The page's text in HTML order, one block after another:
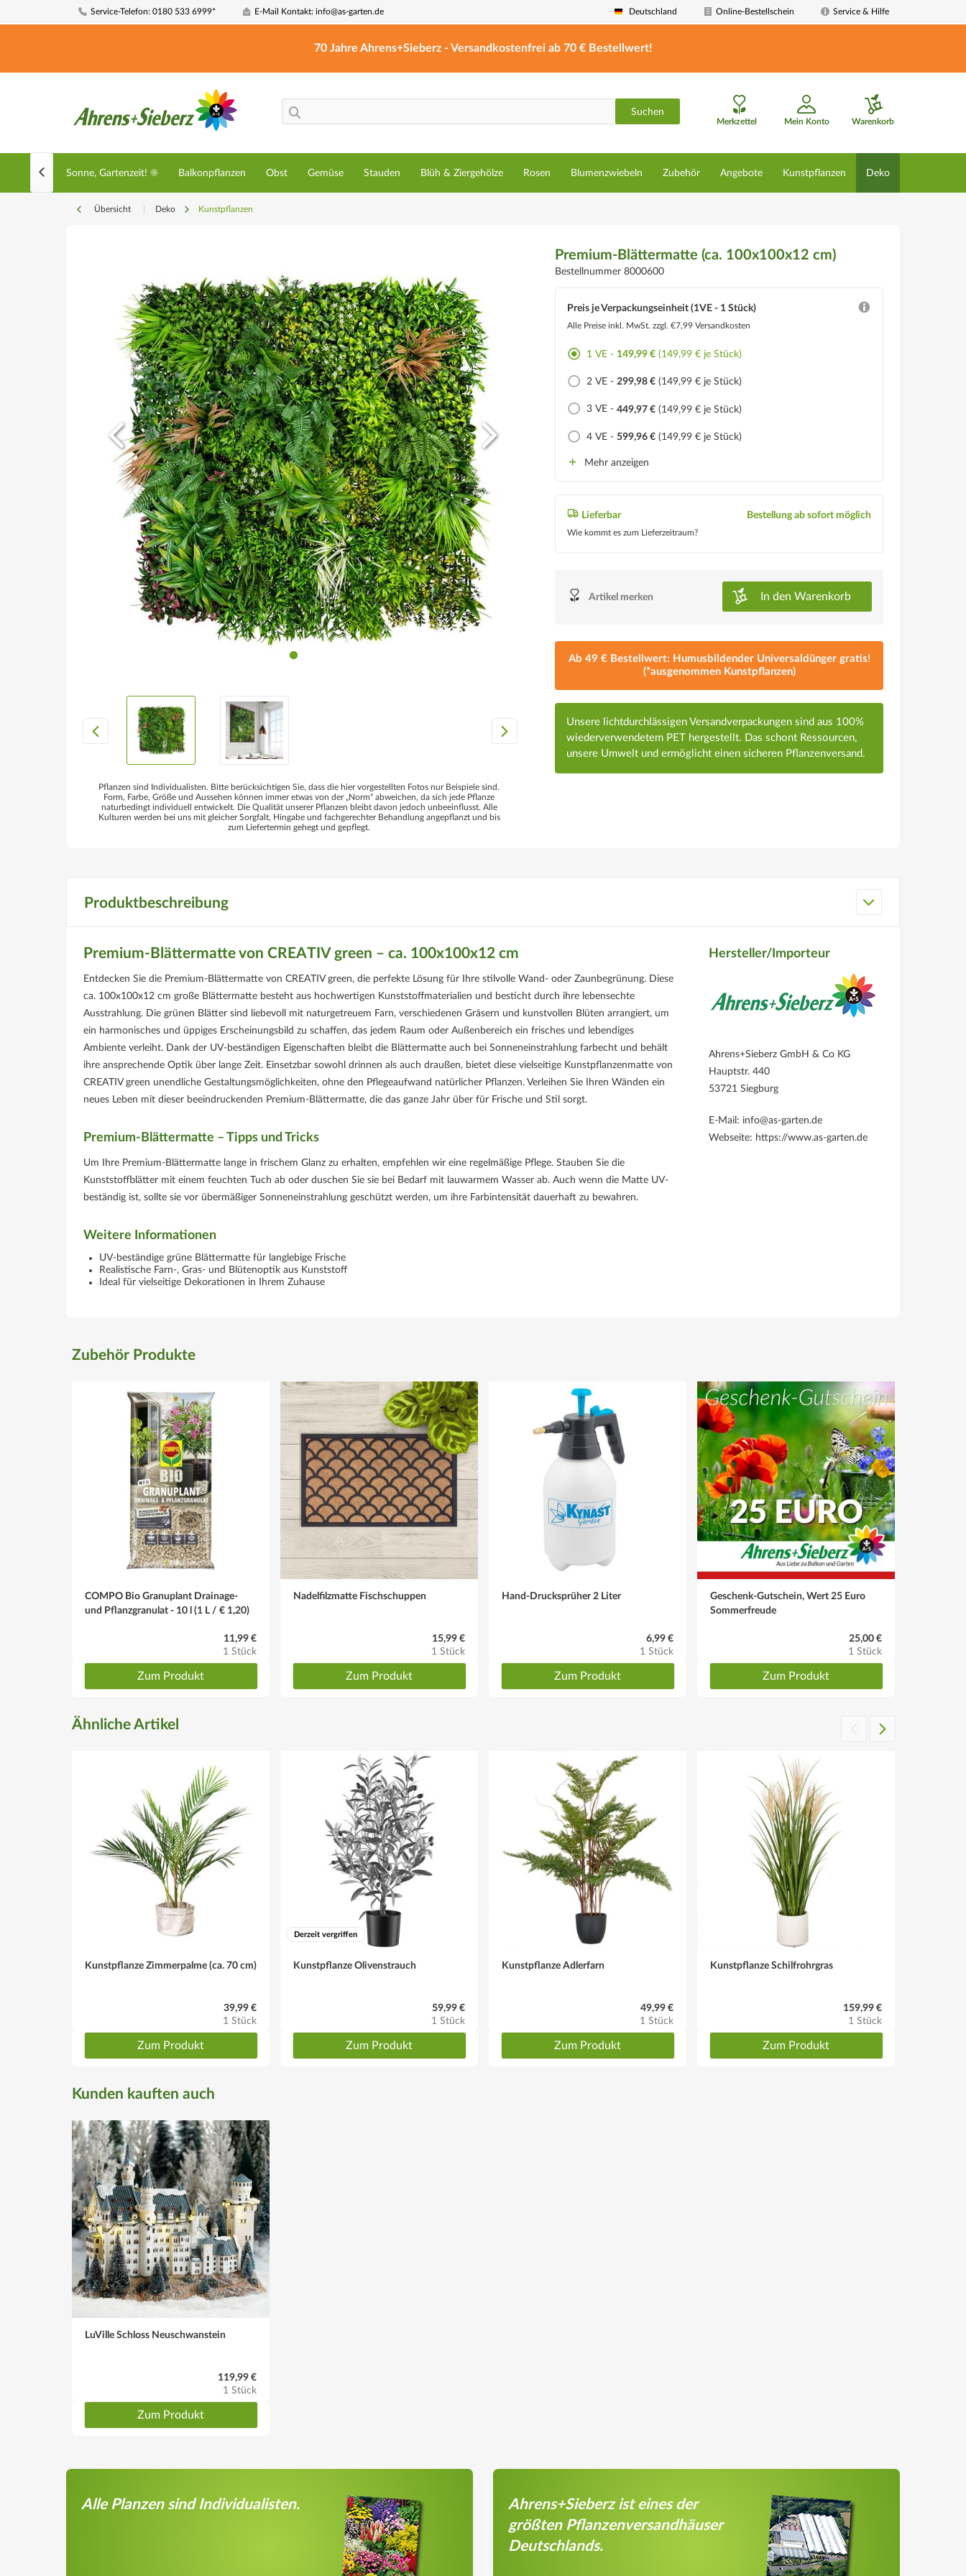
Service-Telefon: 0180 533 6999* E-Mail Kontakt: info@as-garten.de Deutschland Online-Bestellschein Service & Hilfe
70 Jahre Ahrens+Sieberz - Versandkostenfrei ab 70 € Bestellwert!
Suchen
Merkzettel Mein Konto Warenkorb
☀️ Sommer, Sonne, Gartenzeit! ☀️ Balkonpflanzen Obst Gemüse Stauden Blüh & Ziergehölze Rosen Blumenzwiebeln Zubehör Angebote Kunstpflanzen Deko

Übersicht Deko Kunstpflanzen
Pflanzen sind Individualisten. Bitte berücksichtigen Sie, dass die hier vorgestellten Fotos nur Beispiele sind.
Form, Farbe, Größe und Aussehen können immer etwas von der „Norm“ abweichen, da sich jede Pflanze
naturbedingt individuell entwickelt. Die Qualität unserer Pflanzen bleibt davon jedoch unbeeinflusst. Alle
Kulturen werden bei uns mit gleicher Sorgfalt, Hingabe und fachgerechter Behandlung angepflanzt und bis
zum Liefertermin gehegt und gepflegt.
Premium-Blättermatte (ca. 100x100x12 cm)
Bestellnummer 8000600
Preis je Verpackungseinheit (1VE - 1 Stück)
Alle Preise inkl. MwSt.zzgl. €7,99 Versandkosten
1 VE - 149,99 € (149,99 € je Stück)
2 VE -299,98 € (149,99 € je Stück)
3 VE -449,97 € (149,99 € je Stück)
4 VE -599,96 € (149,99 € je Stück)
Mehr anzeigen
Lieferbar
Wie kommt es zum Lieferzeitraum?
Bestellung ab sofort möglich
Artikel merken In den Warenkorb
Ab 49 € Bestellwert: Humusbildender Universaldünger gratis!
(*ausgenommen Kunstpflanzen)
Unsere lichtdurchlässigen Versandverpackungen sind aus 100%
wiederverwendetem PET hergestellt. Das schont Ressourcen,
unsere Umwelt und ermöglicht einen sicheren Pflanzenversand.
Produktbeschreibung
Premium-Blättermatte von CREATIV green – ca. 100x100x12 cm
Entdecken Sie die Premium-Blättermatte von CREATIV green, die perfekte Lösung für Ihre stilvolle Wand- oder Zaunbegrünung. Diese
ca. 100x100x12 cm große Blättermatte besteht aus hochwertigen Kunststoffmaterialien und besticht durch ihre lebensechte
Ausstrahlung. Die grünen Blätter sind liebevoll mit naturgetreuem Farn, verschiedenen Gräsern und kunstvollen Blüten arrangiert, um
ein harmonisches und üppiges Erscheinungsbild zu schaffen, das jedem Raum oder Außenbereich ein frisches und lebendiges
Ambiente verleiht. Dank der UV-beständigen Eigenschaften bleibt die Blättermatte auch bei Sonneneinstrahlung farbecht und behält
ihre ansprechende Optik über lange Zeit. Einsetzbar sowohl drinnen als auch draußen, bietet diese vielseitige Kunstpflanzenmatte von
CREATIV green unendliche Gestaltungsmöglichkeiten, ohne den Pflegeaufwand natürlicher Pflanzen. Verleihen Sie Ihren Wänden ein
neues Leben mit dieser beeindruckenden Premium-Blättermatte, die das ganze Jahr über für Frische und Stil sorgt.
Premium-Blättermatte – Tipps und Tricks
Um Ihre Premium-Blättermatte lange in frischem Glanz zu erhalten, empfehlen wir eine regelmäßige Pflege. Stauben Sie die
Kunststoffblätter mit einem feuchten Tuch ab oder duschen Sie sie bei Bedarf mit lauwarmem Wasser ab. Auch wenn die Matte UV-
beständig ist, sollte sie vor übermäßiger Sonneneinstrahlung geschützt werden, um ihre Farbintensität dauerhaft zu bewahren.
Weitere Informationen
UV-beständige grüne Blättermatte für langlebige Frische
Realistische Farn-, Gras- und Blütenoptik aus Kunststoff
Ideal für vielseitige Dekorationen in Ihrem Zuhause
Hersteller/Importeur
Ahrens+Sieberz GmbH & Co KG
Hauptstr. 440
53721 Siegburg
E-Mail: info@as-garten.de
Webseite: https://www.as-garten.de
Zubehör Produkte
COMPO Bio Granuplant Drainage-
und Pflanzgranulat - 10 l (1 L / € 1,20)
11,99 €
1 Stück
Zum Produkt
Nadelfilzmatte Fischschuppen
15,99 €
1 Stück
Zum Produkt
Hand-Drucksprüher 2 Liter
6,99 €
1 Stück
Zum Produkt
Geschenk-Gutschein, Wert 25 Euro
Sommerfreude
25,00 €
1 Stück
Zum Produkt
Ähnliche Artikel
Kunstpflanze Zimmerpalme (ca. 70 cm)
39,99 €
1 Stück
Zum Produkt
Derzeit vergriffen
Kunstpflanze Olivenstrauch
59,99 €
1 Stück
Zum Produkt
Kunstpflanze Adlerfarn
49,99 €
1 Stück
Zum Produkt
Kunstpflanze Schilfrohrgras
159,99 €
1 Stück
Zum Produkt
Kunden kauften auch
LuVille Schloss Neuschwanstein
119,99 €
1 Stück
Zum Produkt
Alle Planzen sind Individualisten.
Ahrens+Sieberz ist eines der
größten Pflanzenversandhäuser
Deutschlands.